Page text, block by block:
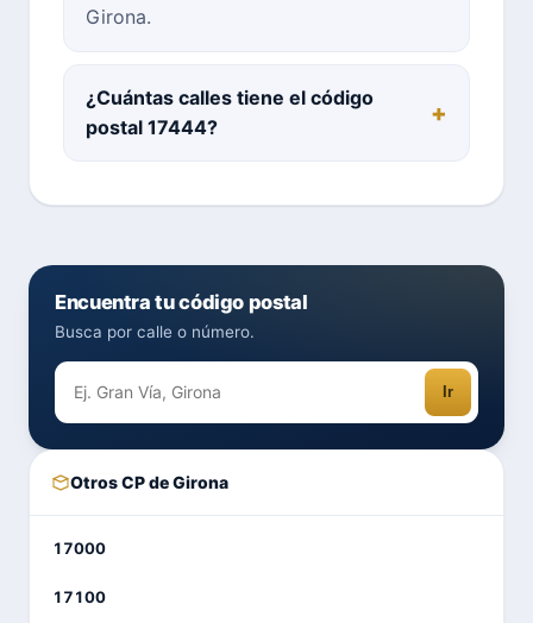
Girona.
¿Cuántas calles tiene el código
postal 17444?
Encuentra tu código postal
Busca por calle o número.
Ir
Otros CP de Girona
17000
17100